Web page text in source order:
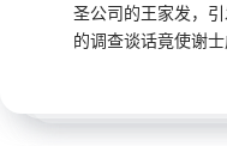
圣公司的王家发，
的调查谈话竟使谢